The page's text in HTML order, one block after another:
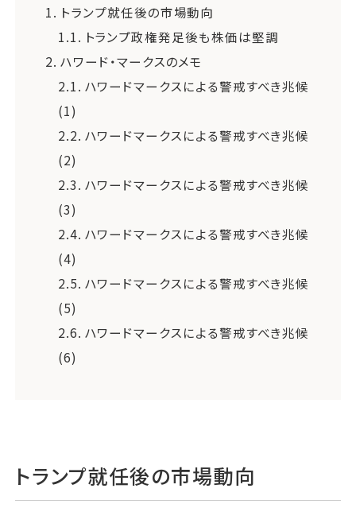
1. トランプ就任後の市場動向
1.1. トランプ政権発足後も株価は堅調
2. ハワード・マークスのメモ
2.1. ハワードマークスによる警戒すべき兆候
(1)
2.2. ハワードマークスによる警戒すべき兆候
(2)
2.3. ハワードマークスによる警戒すべき兆候
(3)
2.4. ハワードマークスによる警戒すべき兆候
(4)
2.5. ハワードマークスによる警戒すべき兆候
(5)
2.6. ハワードマークスによる警戒すべき兆候
(6)
トランプ就任後の市場動向